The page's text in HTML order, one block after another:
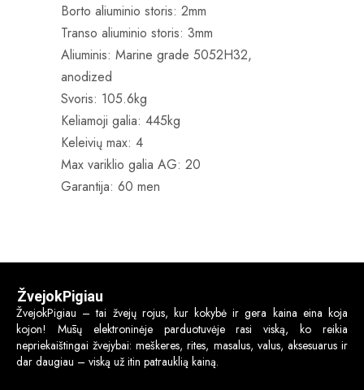
Borto aliuminio storis: 2mm
Transo aliuminio storis: 3mm
Aliuminis: Marine grade 5052H32,
anodized
Svoris: 105.6kg
Keliamoji galia: 445kg
Keleivių max: 4
Max variklio galia AG: 20
Garantija: 60 men
ŽvejokPigiau
ŽvejokPigiau – tai žvejų rojus, kur kokybė ir gera kaina eina koja
kojon! Mūsų elektroninėje parduotuvėje rasi viską, ko reikia
nepriekaištingai žvejybai: meškeres, rites, masalus, valus, aksesuarus ir
dar daugiau – viską už itin patrauklią kainą.